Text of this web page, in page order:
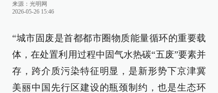
来源： 光明网
2026-05-26 15:46
“城市固废是首都都市圈物质能量循环的重要载
体，在处置利用过程中固气水热碳“五废”要素并
存，跨介质污染特征明显，是新形势下京津冀
美丽中国先行区建设的瓶颈制约，也是生态环